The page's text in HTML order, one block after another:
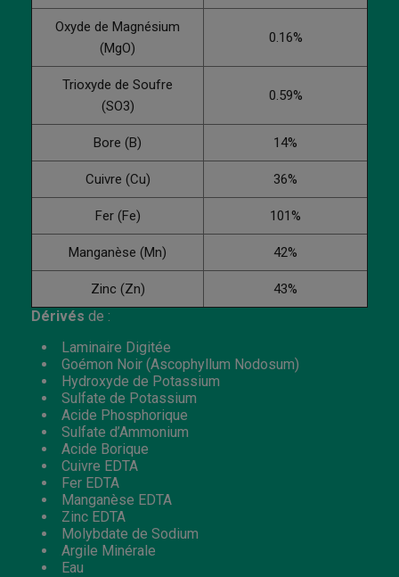
Oxyde de Magnésium
(MgO)
0.16%
Trioxyde de Soufre
(SO3)
0.59%
Bore (B) 14%
Cuivre (Cu) 36%
Fer (Fe) 101%
Manganèse (Mn) 42%
Zinc (Zn) 43%
Dérivés de :
Laminaire Digitée
Goémon Noir (Ascophyllum Nodosum)
Hydroxyde de Potassium
Sulfate de Potassium
Acide Phosphorique
Sulfate d’Ammonium
Acide Borique
Cuivre EDTA
Fer EDTA
Manganèse EDTA
Zinc EDTA
Molybdate de Sodium
Argile Minérale
Eau